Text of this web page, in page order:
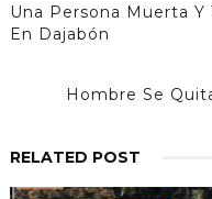
Una Persona Muerta
En Dajabón
Hombre Se
RELATED POST